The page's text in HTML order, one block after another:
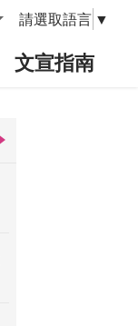
請選取語言 ▼
文宣指南